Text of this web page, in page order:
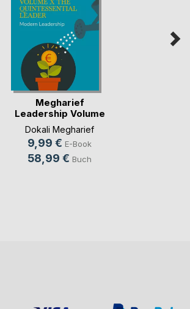
Megharief
Leadership Volume
X The (...)
Dokali Megharief
9,99 € E-Book
58,99 € Buch